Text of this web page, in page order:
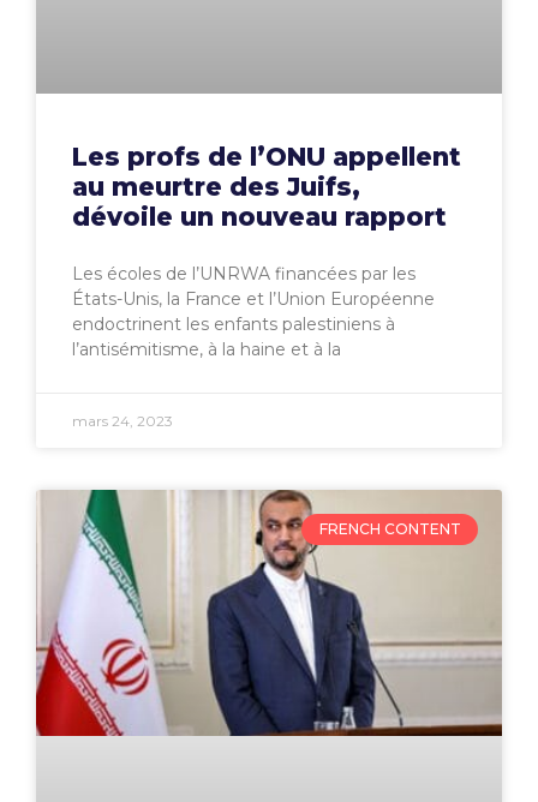
Les profs de l’ONU appellent
au meurtre des Juifs,
dévoile un nouveau rapport
Les écoles de l’UNRWA financées par les
États-Unis, la France et l’Union Européenne
endoctrinent les enfants palestiniens à
l’antisémitisme, à la haine et à la
mars 24, 2023
FRENCH CONTENT